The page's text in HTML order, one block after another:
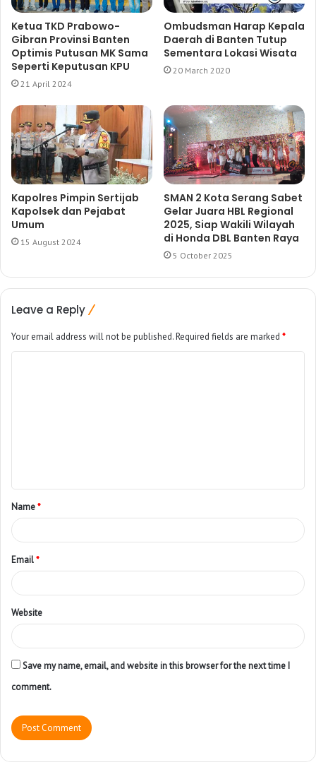
Ketua TKD Prabowo-
Gibran Provinsi Banten
Optimis Putusan MK Sama
Seperti Keputusan KPU
21 April 2024
Ombudsman Harap Kepala
Daerah di Banten Tutup
Sementara Lokasi Wisata
20 March 2020
Kapolres Pimpin Sertijab
Kapolsek dan Pejabat
Umum
15 August 2024
SMAN 2 Kota Serang Sabet
Gelar Juara HBL Regional
2025, Siap Wakili Wilayah
di Honda DBL Banten Raya
5 October 2025
Leave a Reply
Your email address will not be published.Required fields are marked *
Name*
Email*
Website
Save my name, email, and website in this browser for the next time I
comment.